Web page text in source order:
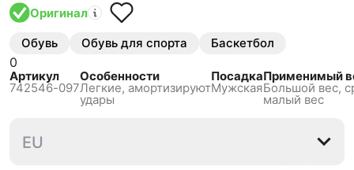
Оригинал
Обувь Обувь для спорта Баскетбол
0
Артикул
742546-097
Особенности
Легкие, амортизируют
удары
Посадка
Мужская
Применимый
Большой вес,
малый вес
EU